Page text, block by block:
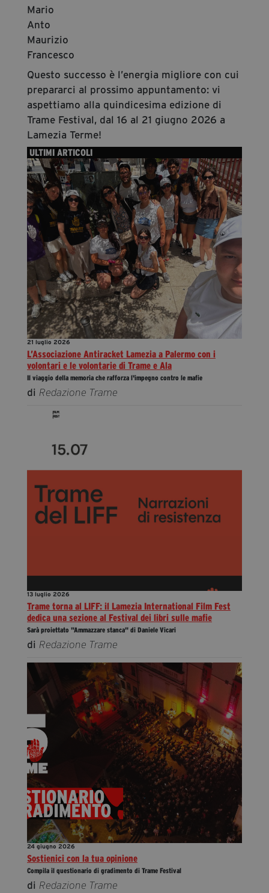
Mario
Anto
Maurizio
Francesco
Questo successo è l’energia migliore con cui
prepararci al prossimo appuntamento: vi
aspettiamo alla quindicesima edizione di
Trame Festival, dal 16 al 21 giugno 2026 a
Lamezia Terme!
ULTIMI ARTICOLI
21 luglio 2026
L’Associazione Antiracket Lamezia a Palermo con i
volontari e le volontarie di Trame e Ala
Il viaggio della memoria che rafforza l'impegno contro le mafie
di Redazione Trame
13 luglio 2026
Trame torna al LIFF: il Lamezia International Film Fest
dedica una sezione al Festival dei libri sulle mafie
Sarà proiettato "Ammazzare stanca" di Daniele Vicari
di Redazione Trame
24 giugno 2026
Sostienici con la tua opinione
Compila il questionario di gradimento di Trame Festival
di Redazione Trame